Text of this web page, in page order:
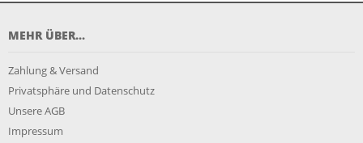
MEHR ÜBER...
Zahlung & Versand
Privatsphäre und Datenschutz
Unsere AGB
Impressum